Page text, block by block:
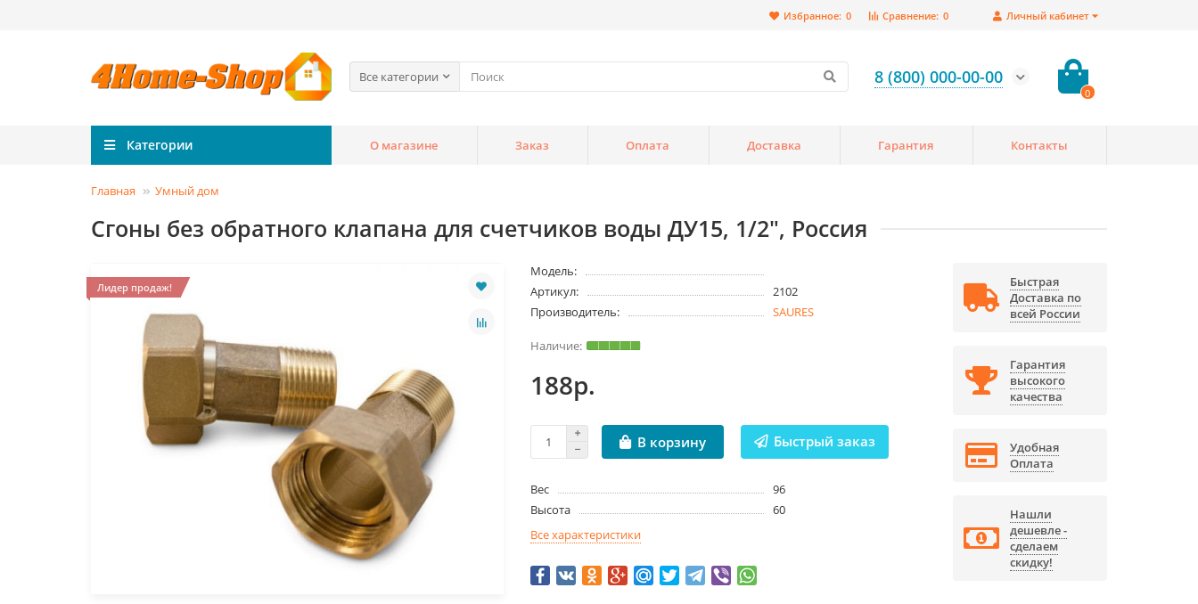
Личный кабинет
Сравнение: 0
Избранное: 0
Все категории 8 (800) 000-00-00
0
Категории О магазине Заказ Оплата Доставка Гарантия Контакты
Главная Умный дом
Сгоны без обратного клапана для счетчиков воды ДУ15, 1/2", Россия
Лидер продаж!
Модель:
Артикул:
2102
Производитель:
SAURES
188р.
В корзину Быстрый заказ
Вес
96
Высота
60
Все характеристики
Быстрая
Доставка по
всей России
Гарантия
высокого
качества
Удобная
Оплата
Нашли
дешевле -
сделаем
скидку!